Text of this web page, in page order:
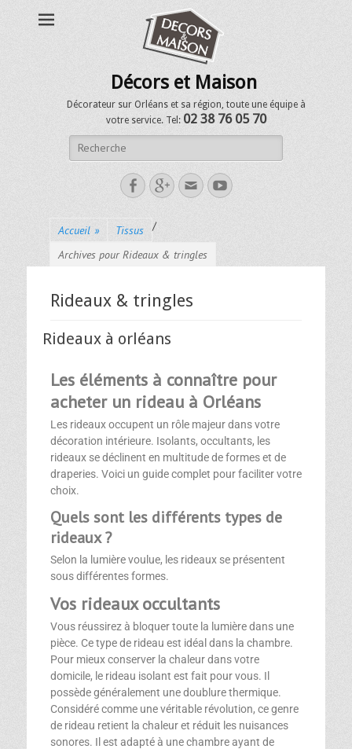
Décors et Maison
Décorateur sur Orléans et sa région, toute une équipe à
votre service. Tel: 02 38 76 05 70
Accueil » Tissus /
Archives pour Rideaux & tringles
Rideaux & tringles
Rideaux à orléans
Les éléments à connaître pour
acheter un rideau à Orléans
Les rideaux occupent un rôle majeur dans votre
décoration intérieure. Isolants, occultants, les
rideaux se déclinent en multitude de formes et de
draperies. Voici un guide complet pour faciliter votre
choix.
Quels sont les différents types de
rideaux ?
Selon la lumière voulue, les rideaux se présentent
sous différentes formes.
Vos rideaux occultants
Vous réussirez à bloquer toute la lumière dans une
pièce. Ce type de rideau est idéal dans la chambre.
Pour mieux conserver la chaleur dans votre
domicile, le rideau isolant est fait pour vous. Il
possède généralement une doublure thermique.
Considéré comme une véritable révolution, ce genre
de rideau retient la chaleur et réduit les nuisances
sonores. Il est adapté à une chambre ayant de